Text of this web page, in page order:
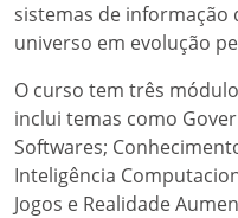
sistemas de informação
universo em evolução
O curso tem três
inclui temas como
Softwares;
Inteligência
Jogos e Realidade